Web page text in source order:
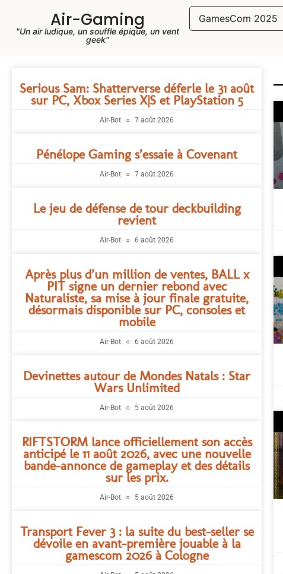
Air-Gaming
"Un air ludique, un souffle épique, un vent
geek"
GamesCom 2025
Serious Sam: Shatterverse déferle le 31 août
sur PC, Xbox Series X|S et PlayStation 5
Air-Bot 7 août 2026
Pénélope Gaming s’essaie à Covenant
Air-Bot 7 août 2026
Le jeu de défense de tour deckbuilding
revient
Air-Bot 6 août 2026
Après plus d’un million de ventes, BALL x
PIT signe un dernier rebond avec
Naturaliste, sa mise à jour finale gratuite,
désormais disponible sur PC, consoles et
mobile
Air-Bot 6 août 2026
Devinettes autour de Mondes Natals : Star
Wars Unlimited
Air-Bot 5 août 2026
RIFTSTORM lance officiellement son accès
anticipé le 11 août 2026, avec une nouvelle
bande-annonce de gameplay et des détails
sur les prix.
Air-Bot 5 août 2026
Transport Fever 3 : la suite du best-seller se
dévoile en avant-première jouable à la
gamescom 2026 à Cologne